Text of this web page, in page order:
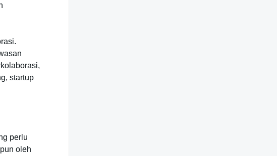
startup
perlu
oleh